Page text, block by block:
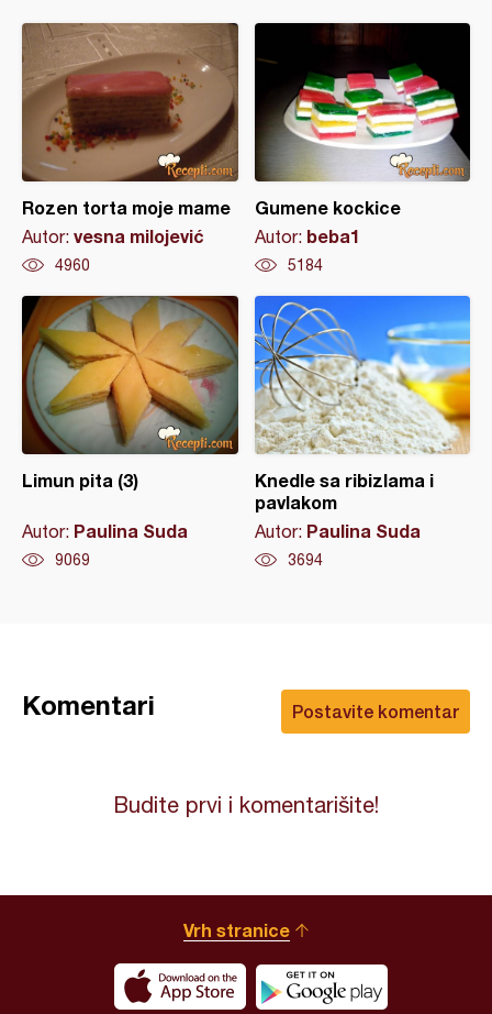
Rozen torta moje mame
Autor: vesna milojević
4960
Gumene kockice
Autor: beba1
5184
Limun pita (3)
Autor: Paulina Suda
9069
Knedle sa ribizlama i
pavlakom
Autor: Paulina Suda
3694
Postavite komentar
Komentari
Budite prvi i komentarišite!
Vrh stranice